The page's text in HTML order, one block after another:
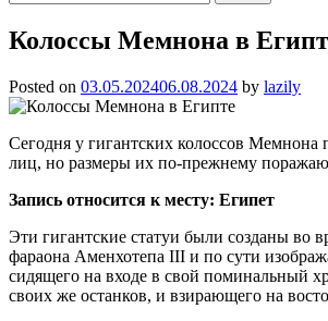
Колоссы Мемнона в
Posted on 03.05.202406.08.2024 by lazily
Сегодня у гигантских колоссов Мемнона
лиц, но размеры их по-прежнему
Запись относится к месту: Египет
Эти гигантские статуи были созданы во
фараона Аменхотепа III и по сути
сидящего на входе в свой поминальный
своих же останков, и взирающего на